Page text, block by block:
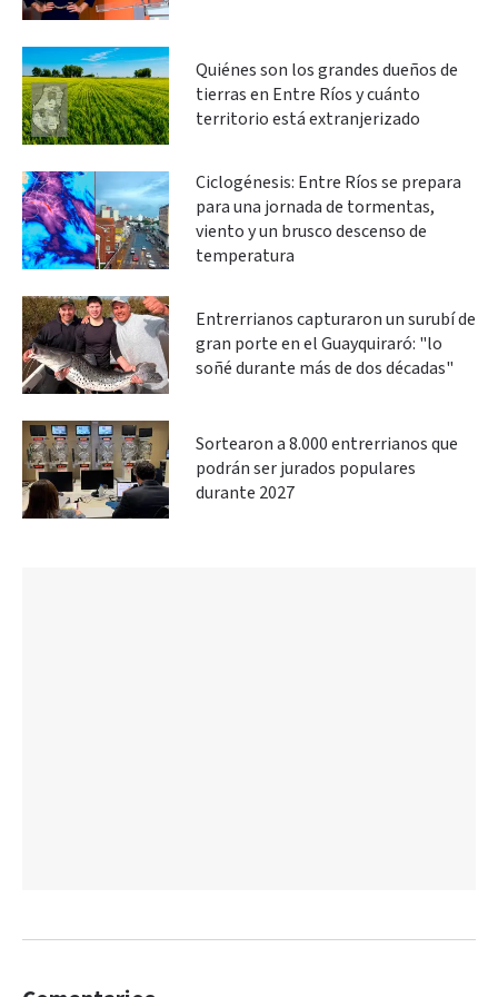
Quiénes son los grandes dueños de
tierras en Entre Ríos y cuánto
territorio está extranjerizado
Ciclogénesis: Entre Ríos se prepara
para una jornada de tormentas,
viento y un brusco descenso de
temperatura
Entrerrianos capturaron un surubí de
gran porte en el Guayquiraró: "lo
soñé durante más de dos décadas"
Sortearon a 8.000 entrerrianos que
podrán ser jurados populares
durante 2027